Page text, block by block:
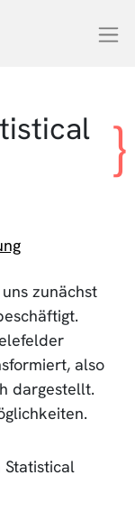
zunächst
also
dargestellt.
Statistical